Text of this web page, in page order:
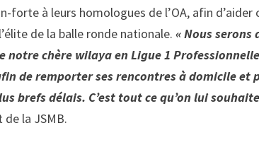
forte à leurs homologues de l’OA, afin
de la balle ronde nationale.« Nous serons
notre chère wilaya en Ligue 1
de remporter ses rencontres à domicile et
brefs délais. C’est tout ce qu’on lui
de la JSMB.